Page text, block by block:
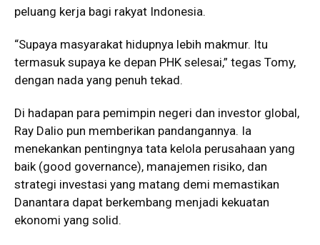
peluang kerja bagi rakyat Indonesia.
“Supaya masyarakat hidupnya lebih makmur. Itu
termasuk supaya ke depan PHK selesai,” tegas Tomy,
dengan nada yang penuh tekad.
Di hadapan para pemimpin negeri dan investor global,
Ray Dalio pun memberikan pandangannya. Ia
menekankan pentingnya tata kelola perusahaan yang
baik (good governance), manajemen risiko, dan
strategi investasi yang matang demi memastikan
Danantara dapat berkembang menjadi kekuatan
ekonomi yang solid.